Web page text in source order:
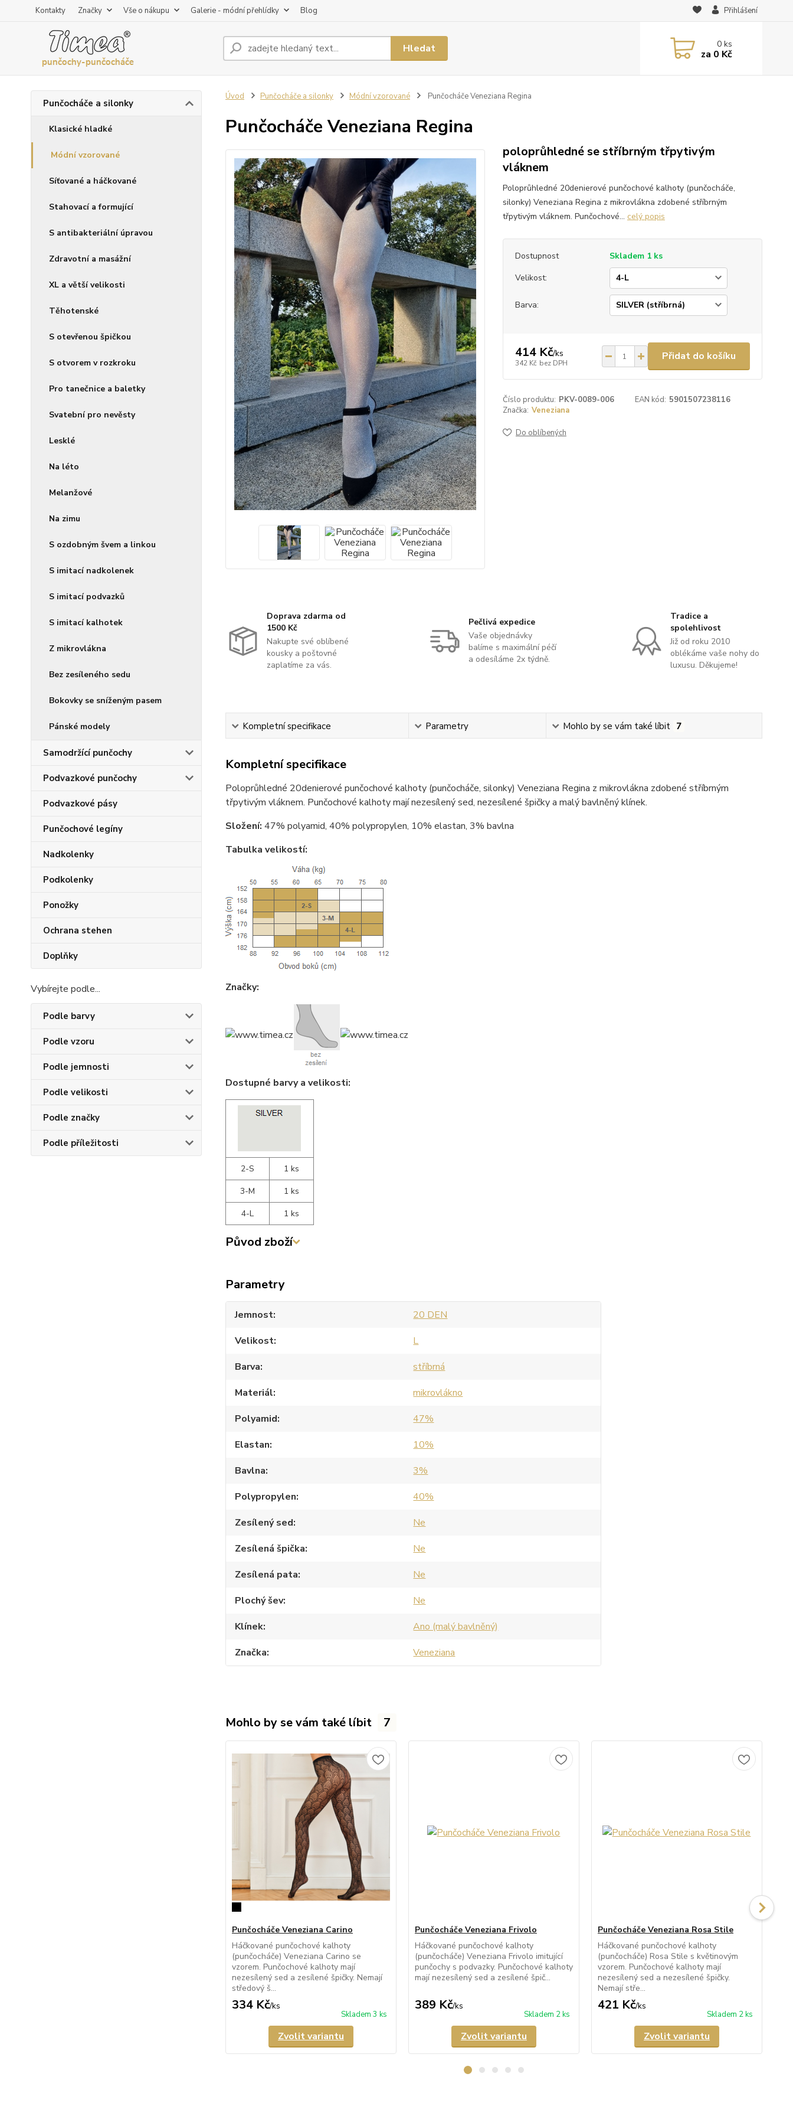
Kontakty Značky Vše o nákupu Galerie - módní přehlídky Blog Přihlášení
Hledat 0ks
za 0 Kč
Punčocháče a silonky
Klasické hladké
Módní vzorované
Síťované a háčkované
Stahovací a formující
S antibakteriální úpravou
Zdravotní a masážní
XL a větší velikosti
Těhotenské
S otevřenou špičkou
S otvorem v rozkroku
Pro tanečnice a baletky
Svatební pro nevěsty
Lesklé
Na léto
Melanžové
Na zimu
S ozdobným švem a linkou
S imitací nadkolenek
S imitací podvazků
S imitací kalhotek
Z mikrovlákna
Bez zesíleného sedu
Bokovky se sníženým pasem
Pánské modely
Samodržící punčochy
Podvazkové punčochy
Podvazkové pásy
Punčochové legíny
Nadkolenky
Podkolenky
Ponožky
Ochrana stehen
Doplňky
Vybírejte podle...
Podle barvy
Podle vzoru
Podle jemnosti
Podle velikosti
Podle značky
Podle příležitosti
Úvod Punčocháče a silonky Módní vzorované Punčocháče Veneziana Regina
Punčocháče Veneziana Regina
poloprůhledné se stříbrným třpytivým
vláknem
Poloprůhledné 20denierové punčochové kalhoty (punčocháče,
silonky) Veneziana Regina z mikrovlákna zdobené stříbrným
třpytivým vláknem. Punčochové... celý popis
Dostupnost
Skladem 1 ks
Velikost:
Barva:
414 Kč/ks
342 Kč bez DPH
Přidat do košíku
Číslo produktu: PKV-0089-006 EAN kód: 5901507238116
Značka: Veneziana
Do oblíbených
Doprava zdarma od
1500 Kč
Nakupte své oblíbené
kousky a poštovné
zaplatíme za vás.
Pečlivá expedice
Vaše objednávky
balíme s maximální péčí
a odesíláme 2x týdně.
Tradice a
spolehlivost
Již od roku 2010
oblékáme vaše nohy do
luxusu. Děkujeme!
Kompletní specifikace Parametry Mohlo by se vám také líbit 7
Kompletní specifikace
Poloprůhledné 20denierové punčochové kalhoty (punčocháče, silonky) Veneziana Regina z mikrovlákna zdobené stříbrným
třpytivým vláknem. Punčochové kalhoty mají nezesílený sed, nezesílené špičky a malý bavlněný klínek.
Složení: 47% polyamid, 40% polypropylen, 10% elastan, 3% bavlna
Tabulka velikostí:
Značky:
Dostupné barvy a velikosti:
2-S
1 ks
3-M
1 ks
4-L
1 ks
Původ zboží
Parametry
Jemnost
20 DEN
Velikost
L
Barva
stříbrná
Materiál
mikrovlákno
Polyamid
47%
Elastan
10%
Bavlna
3%
Polypropylen
40%
Zesílený sed
Ne
Zesílená špička
Ne
Zesílená pata
Ne
Plochý šev
Ne
Klínek
Ano (malý bavlněný)
Značka
Veneziana
Mohlo by se vám také líbit 7
Punčocháče Veneziana Carino
Háčkované punčochové kalhoty
(punčocháče) Veneziana Carino se
vzorem. Punčochové kalhoty mají
nezesílený sed a zesílené špičky. Nemají
středový š...
334 Kč/ks
Skladem 3 ks
Zvolit variantu
Punčocháče Veneziana Frivolo
Háčkované punčochové kalhoty
(punčocháče) Veneziana Frivolo imitující
punčochy s podvazky. Punčochové kalhoty
mají nezesílený sed a zesílené špič...
389 Kč/ks
Skladem 2 ks
Zvolit variantu
Punčocháče Veneziana Rosa Stile
Háčkované punčochové kalhoty
(punčocháče) Rosa Stile s květinovým
vzorem. Punčochové kalhoty mají
nezesílený sed a nezesílené špičky.
Nemají stře...
421 Kč/ks
Skladem 2 ks
Zvolit variantu